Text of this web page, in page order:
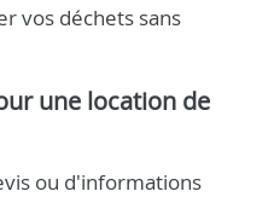
vos déchets sans
une location de
ou d'informations